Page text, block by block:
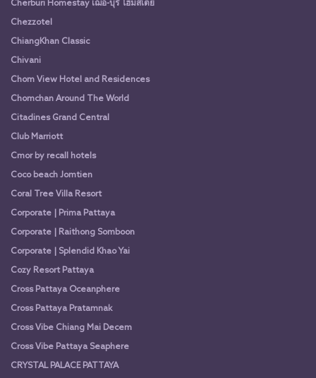
Cherburi Homestay เฌอ-บุรี โฮมสเตย์
Chezzotel
ChiangKhan Classic
Chivani
Chom View Hotel and Residences
Chomchan Around The World
Citadines Grand Central
Club Marriott
Cmor by recall hotels
Coco beach Jomtien
Coral Tree Villa Resort
Corporate | Prima Pattaya
Corporate | Raithong Somboon
Corporate | Splendid Khao Yai
Cozy Resort Pattaya
Cross Pattaya Oceanphere
Cross Pattaya Pratamnak
Cross Vibe Chiang Mai Decem
Cross Vibe Pattaya Seaphere
CRYSTAL PALACE PATTAYA